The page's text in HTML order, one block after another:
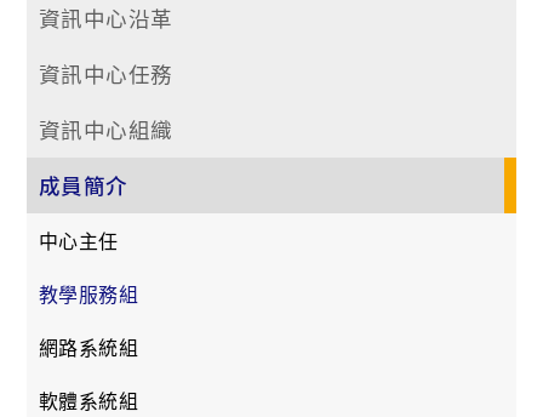
資訊中心沿革
資訊中心任務
資訊中心組織
成員簡介
中心主任
教學服務組
網路系統組
軟體系統組